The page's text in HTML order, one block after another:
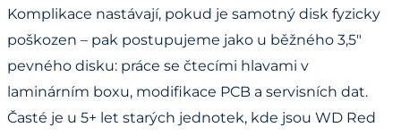
Komplikace nastávají, pokud je samotný disk fyzicky
poškozen – pak postupujeme jako u běžného 3,5"
pevného disku: práce se čtecími hlavami v
laminárním boxu, modifikace PCB a servisních dat.
Časté je u 5+ let starých jednotek, kde jsou WD Red